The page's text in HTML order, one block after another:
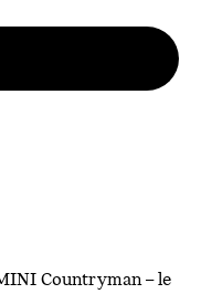
Countryman – le